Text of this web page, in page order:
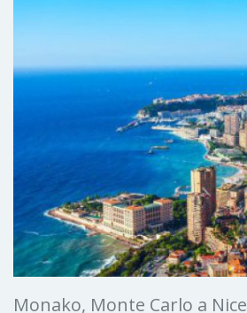
Monako, Monte Carlo a Nice